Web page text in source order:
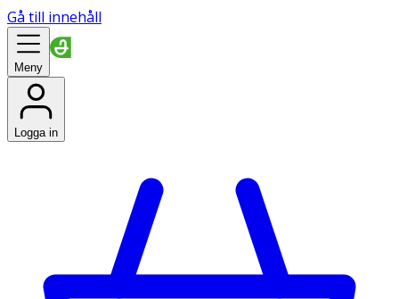
Gå till innehåll
Meny
Logga in